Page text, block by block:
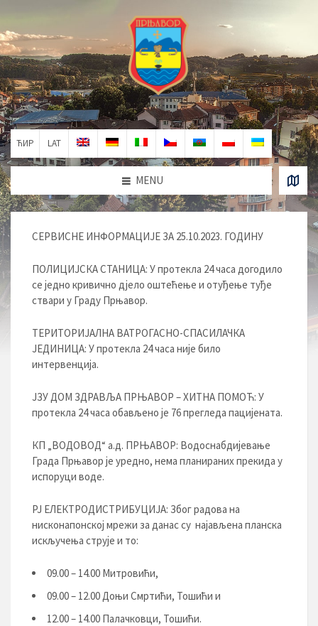
ЋИР LAT
MENU
СЕРВИСНЕ ИНФОРМАЦИЈЕ ЗА 25.10.2023. ГОДИНУ
ПОЛИЦИЈСКА СТАНИЦА: У протекла 24 часа догодило
се једно кривично дјело оштећење и отуђење туђе
ствари у Граду Прњавор.
ТЕРИТОРИЈАЛНА ВАТРОГАСНО-СПАСИЛАЧКА
ЈЕДИНИЦА: У протекла 24 часа није било
интервенција.
ЈЗУ ДОМ ЗДРАВЉА ПРЊАВОР – ХИТНА ПОМОЋ: У
протекла 24 часа обављено је 76 прегледа пацијената.
КП „ВОДОВОД“ а.д. ПРЊАВОР: Водоснабдијевање
Града Прњавор је уредно, нема планираних прекида у
испоруци воде.
РЈ ЕЛЕКТРОДИСТРИБУЦИЈA: Због радова на
нисконапонској мрежи за данас су најављена планска
искључења струје и то:
09.00 – 14.00 Митровићи,
09.00 – 12.00 Доњи Смртићи, Тошићи и
12.00 – 14.00 Палачковци, Тошићи.